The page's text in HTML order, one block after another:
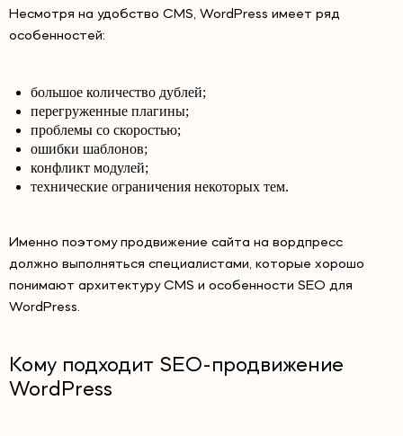
Несмотря на удобство CMS, WordPress имеет ряд
особенностей:
большое количество дублей;
перегруженные плагины;
проблемы со скоростью;
ошибки шаблонов;
конфликт модулей;
технические ограничения некоторых тем.
Именно поэтому продвижение сайта на вордпресс
должно выполняться специалистами, которые хорошо
понимают архитектуру CMS и особенности SEO для
WordPress.
Кому подходит SEO-продвижение
WordPress